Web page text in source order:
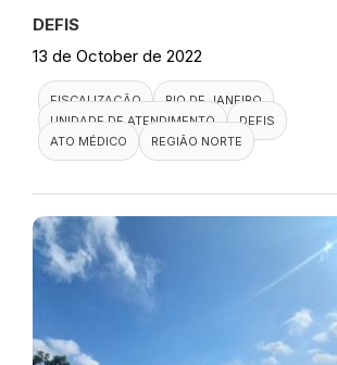
DEFIS
13 de October de 2022
FISCALIZAÇÃO
RIO DE JANEIRO
UNIDADE DE ATENDIMENTO
DEFIS
ATO MÉDICO
REGIÃO NORTE